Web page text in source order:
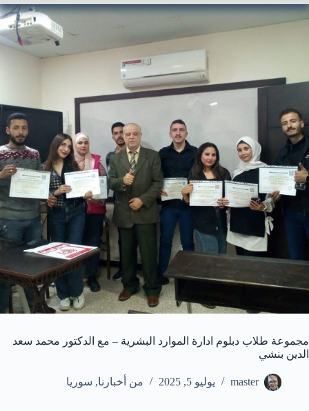
مجموعة طلاب دبلوم ادارة الموارد البشرية – مع الدكتور محمد سعد
الدين بنشي
master يوليو 5, 2025 من أخبارنا, سوريا